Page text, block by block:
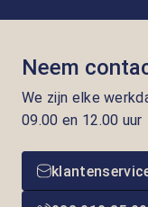
Neem
We zijn elke
09.00 en 12.00 uur